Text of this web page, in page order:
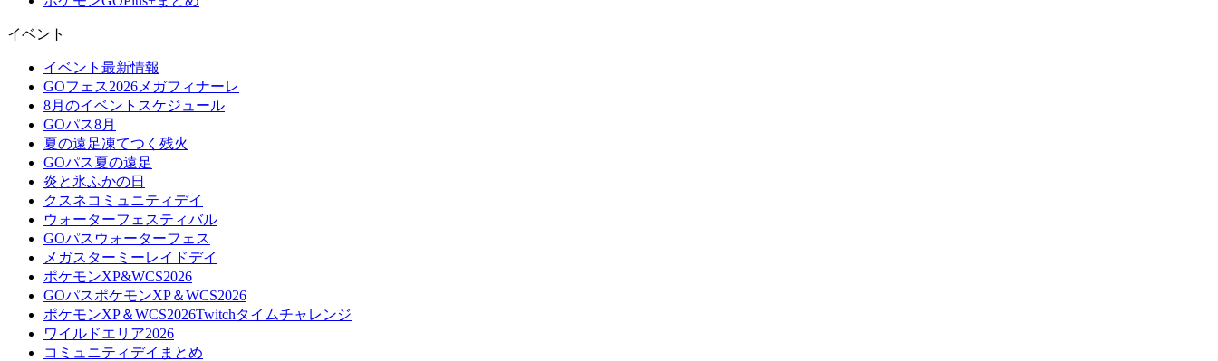
イベント
イベント最新情報
GOフェス2026メガフィナーレ
8月のイベントスケジュール
GOパス8月
夏の遠足凍てつく残火
GOパス夏の遠足
炎と氷ふかの日
クスネコミュニティデイ
ウォーターフェスティバル
GOパスウォーターフェス
メガスターミーレイドデイ
ポケモンXP&WCS2026
GOパスポケモンXP＆WCS2026
ポケモンXP＆WCS2026Twitchタイムチャレンジ
ワイルドエリア2026
コミュニティデイまとめ